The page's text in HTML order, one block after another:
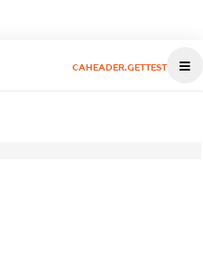
CAHEADER.GETTEST